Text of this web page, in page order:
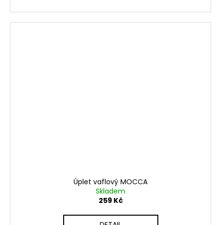
Úplet vaflový MOCCA
Skladem
259 Kč